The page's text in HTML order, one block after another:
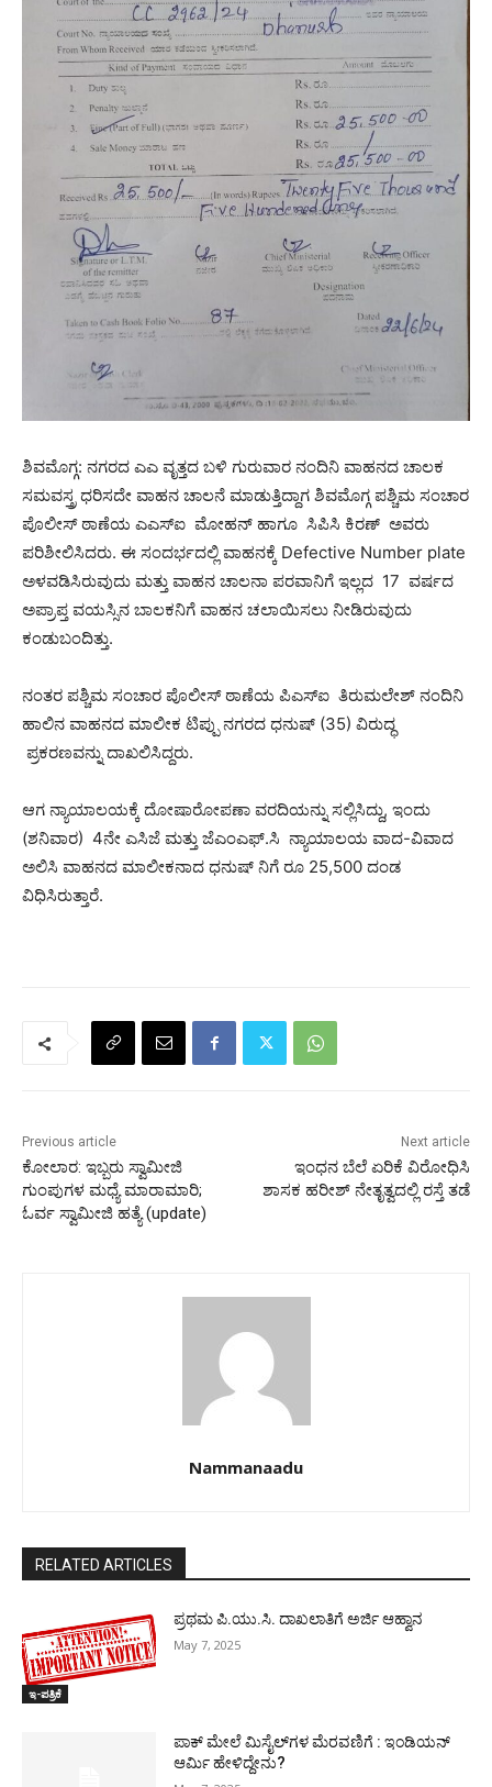
ಶಿವಮೊಗ್ಗ: ನಗರದ ಎಎ ವೃತ್ತದ ಬಳಿ ಗುರುವಾರ ನಂದಿನಿ ವಾಹನದ ಚಾಲಕ
ಸಮವಸ್ತ್ರ ಧರಿಸದೇ ವಾಹನ ಚಾಲನೆ ಮಾಡುತ್ತಿದ್ದಾಗ ಶಿವಮೊಗ್ಗ ಪಶ್ಚಿಮ ಸಂಚಾರ
ಪೊಲೀಸ್ ಠಾಣೆಯ ಎಎಸ್ಐ ಮೋಹನ್ ಹಾಗೂ ಸಿಪಿಸಿ ಕಿರಣ್ ಅವರು
ಪರಿಶೀಲಿಸಿದರು. ಈ ಸಂದರ್ಭದಲ್ಲಿ ವಾಹನಕ್ಕೆ Defective Number plate
ಅಳವಡಿಸಿರುವುದು ಮತ್ತು ವಾಹನ ಚಾಲನಾ ಪರವಾನಿಗೆ ಇಲ್ಲದ 17 ವರ್ಷದ
ಅಪ್ರಾಪ್ತ ವಯಸ್ಸಿನ ಬಾಲಕನಿಗೆ ವಾಹನ ಚಲಾಯಿಸಲು ನೀಡಿರುವುದು
ಕಂಡುಬಂದಿತ್ತು.
ನಂತರ ಪಶ್ಚಿಮ ಸಂಚಾರ ಪೊಲೀಸ್ ಠಾಣೆಯ ಪಿಎಸ್ಐ ತಿರುಮಲೇಶ್ ನಂದಿನಿ
ಹಾಲಿನ ವಾಹನದ ಮಾಲೀಕ ಟಿಪ್ಪು ನಗರದ ಧನುಷ್ (35) ವಿರುದ್ಧ
ಪ್ರಕರಣವನ್ನು ದಾಖಲಿಸಿದ್ದರು.
ಆಗ ನ್ಯಾಯಾಲಯಕ್ಕೆ ದೋಷಾರೋಪಣಾ ವರದಿಯನ್ನು ಸಲ್ಲಿಸಿದ್ದು, ಇಂದು
(ಶನಿವಾರ) 4ನೇ ಎಸಿಜೆ ಮತ್ತು ಜೆಎಂಎಫ್.ಸಿ ನ್ಯಾಯಾಲಯ ವಾದ-ವಿವಾದ
ಅಲಿಸಿ ವಾಹನದ ಮಾಲೀಕನಾದ ಧನುಷ್ ನಿಗೆ ರೂ 25,500 ದಂಡ
ವಿಧಿಸಿರುತ್ತಾರೆ.
Previous article
ಕೋಲಾರ: ಇಬ್ಬರು ಸ್ವಾಮೀಜಿ
ಗುಂಪುಗಳ ಮಧ್ಯೆ ಮಾರಾಮಾರಿ;
ಓರ್ವ ಸ್ವಾಮೀಜಿ ಹತ್ಯೆ (update)
Next article
ಇಂಧನ ಬೆಲೆ ಏರಿಕೆ ವಿರೋಧಿಸಿ
ಶಾಸಕ ಹರೀಶ್ ನೇತೃತ್ವದಲ್ಲಿ ರಸ್ತೆ ತಡೆ
Nammanaadu
RELATED ARTICLES
ಇ-ಪತ್ರಿಕೆ
ಪ್ರಥಮ ಪಿ.ಯು.ಸಿ. ದಾಖಲಾತಿಗೆ ಅರ್ಜಿ ಆಹ್ವಾನ
May 7, 2025
ಪಾಕ್​ ಮೇಲೆ ಮಿಸೈಲ್​ಗಳ ಮೆರವಣಿಗೆ : ಇಂಡಿಯನ್
ಆರ್ಮಿ ಹೇಳಿದ್ದೇನು?